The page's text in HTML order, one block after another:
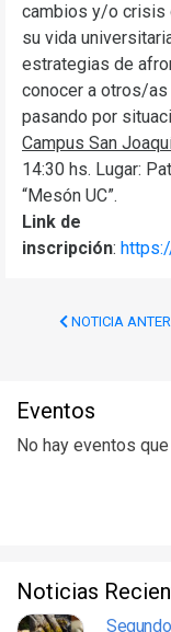
cambios y/o crisis
su vida
estrategias de
conocer a otros/
pasando por
Campus San
14:30 hs. Lugar:
“Mesón UC”.
Link de
inscripción:
NOTICIA
Eventos
No hay eventos
Noticias